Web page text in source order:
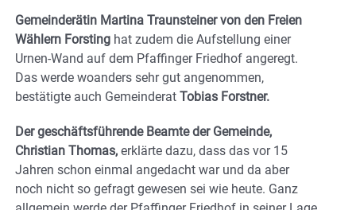
Gemeinderätin Martina Traunsteiner von den Freien
Wählern Forsting hat zudem die Aufstellung einer
Urnen-Wand auf dem Pfaffinger Friedhof angeregt.
Das werde woanders sehr gut angenommen,
bestätigte auch Gemeinderat Tobias Forstner.
Der geschäftsführende Beamte der Gemeinde,
Christian Thomas, erklärte dazu, dass das vor 15
Jahren schon einmal angedacht war und da aber
noch nicht so gefragt gewesen sei wie heute. Ganz